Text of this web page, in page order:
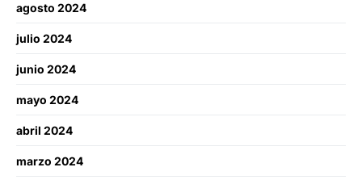
agosto 2024
julio 2024
junio 2024
mayo 2024
abril 2024
marzo 2024